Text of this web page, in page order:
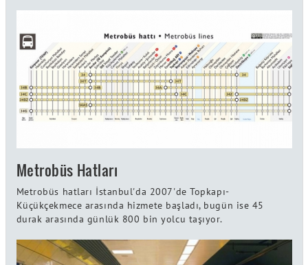
Metrobüs Hatları
Metrobüs hatları İstanbul'da 2007'de Topkapı-
Küçükçekmece arasında hizmete başladı, bugün ise 45
durak arasında günlük 800 bin yolcu taşıyor.